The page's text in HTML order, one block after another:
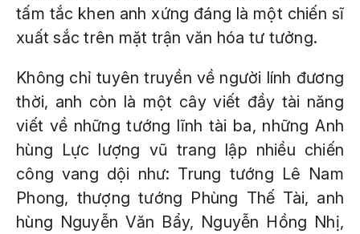
tấm tắc khen anh xứng đáng là một chiến sĩ
xuất sắc trên mặt trận văn hóa tư tưởng.
Không chỉ tuyên truyền về người lính đương
thời, anh còn là một cây viết đầy tài năng
viết về những tướng lĩnh tài ba, những Anh
hùng Lực lượng vũ trang lập nhiều chiến
công vang dội như: Trung tướng Lê Nam
Phong, thượng tướng Phùng Thế Tài, anh
hùng Nguyễn Văn Bẩy, Nguyễn Hồng Nhị,